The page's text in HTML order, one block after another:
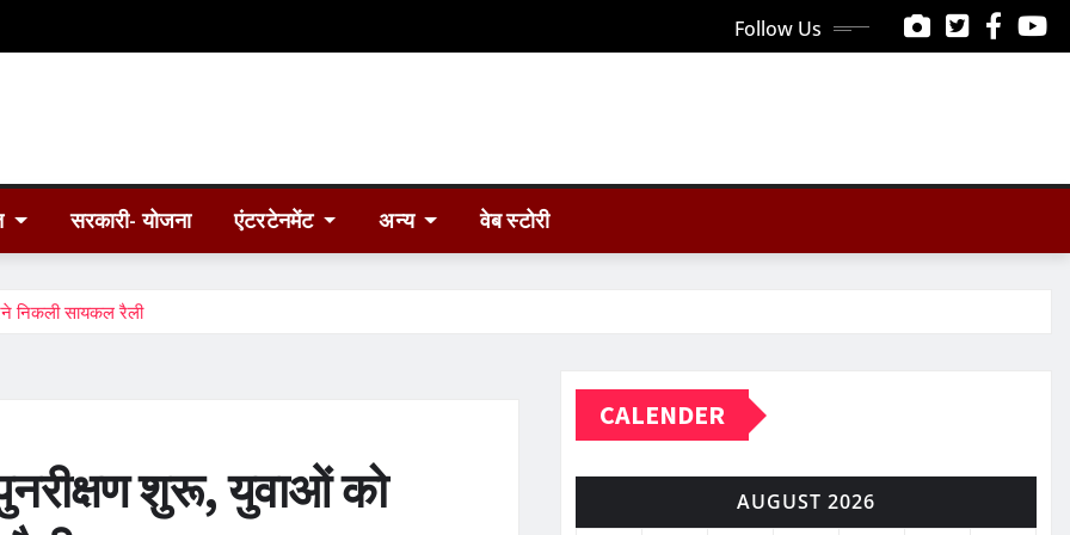
Follow Us
सरकारी- योजना एंटरटेनमेंट अन्य वेब स्टोरी
निकली सायकल रैली
शुरू, युवाओं को
CALENDER
AUGUST 2026